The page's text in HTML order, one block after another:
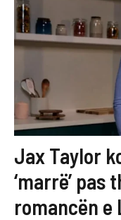
Jax Taylor
‘marrë’ pas
romancën e